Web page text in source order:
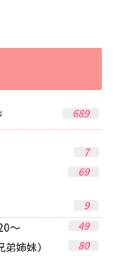
689
7
69
9
～ 49
姉妹） 80